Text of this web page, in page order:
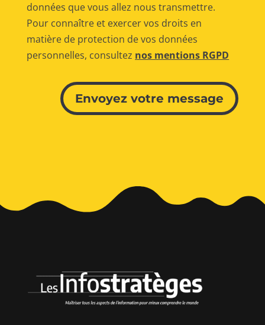
données que vous allez nous transmettre.
Pour connaître et exercer vos droits en
matière de protection de vos données
personnelles, consultez nos mentions RGPD
Envoyez votre message